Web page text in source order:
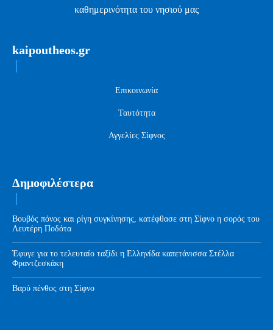
καθημερινότητα του νησιού μας
kaipoutheos.gr
Επικοινωνία
Ταυτότητα
Αγγελίες Σίφνος
Δημοφιλέστερα
Βουβός πόνος και ρίγη συγκίνησης, κατέφθασε στη Σίφνο η σορός του
Λευτέρη Ποδότα
Έφυγε για το τελευταίο ταξίδι η Ελληνίδα καπετάνισσα Στέλλα
Φραντζεσκάκη
Βαρύ πένθος στη Σίφνο